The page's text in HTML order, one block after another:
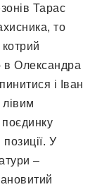
Тарас
то
котрий
в Олександра
і Іван
У
–